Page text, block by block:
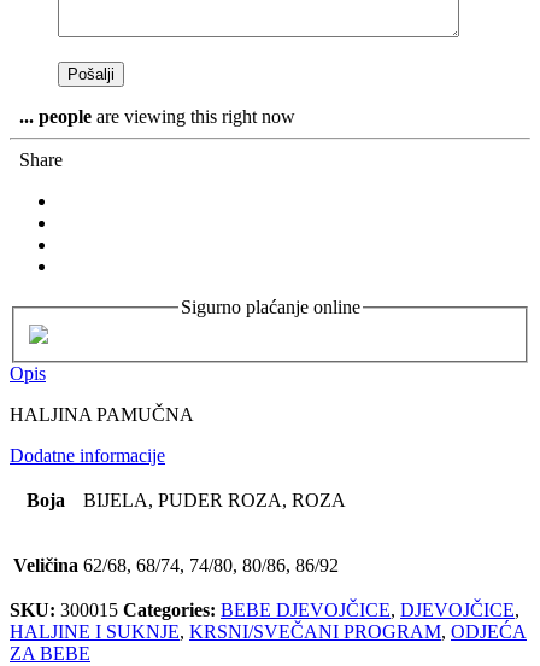
... people are viewing this right now
Share
Sigurno plaćanje online
Opis
HALJINA PAMUČNA
Dodatne informacije
Boja BIJELA, PUDER ROZA, ROZA
Veličina 62/68, 68/74, 74/80, 80/86, 86/92
SKU: 300015 Categories: BEBE DJEVOJČICE, DJEVOJČICE,
HALJINE I SUKNJE, KRSNI/SVEČANI PROGRAM, ODJEĆA
ZA BEBE